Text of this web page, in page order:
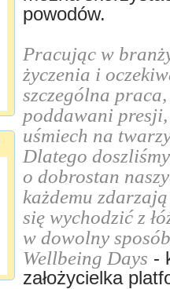
powodów.
Pracując w
życzenia i
szczególna
poddawani presji,
uśmiech na
Dlatego
o dobrostan
każdemu
się wychodzić z
w dowolny
Wellbeing Days -
założycielka